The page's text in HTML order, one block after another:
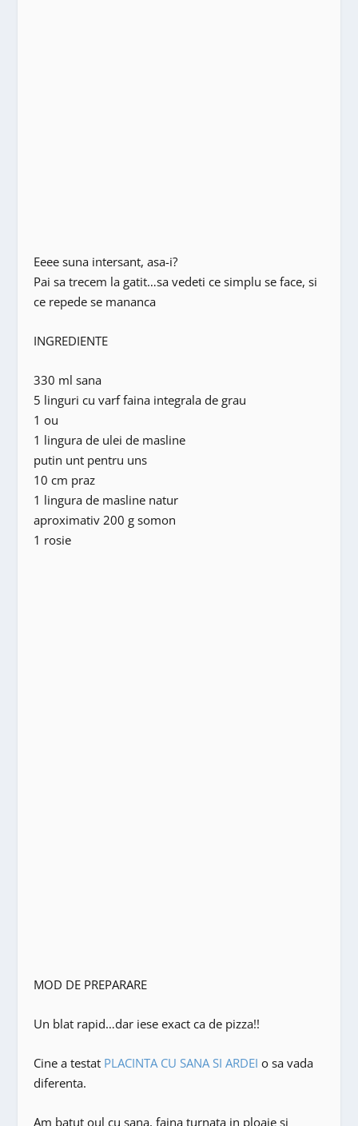
Eeee suna intersant, asa-i?
Pai sa trecem la gatit…sa vedeti ce simplu se face, si
ce repede se mananca
INGREDIENTE
330 ml sana
5 linguri cu varf faina integrala de grau
1 ou
1 lingura de ulei de masline
putin unt pentru uns
10 cm praz
1 lingura de masline natur
aproximativ 200 g somon
1 rosie
MOD DE PREPARARE
Un blat rapid…dar iese exact ca de pizza!!
Cine a testat PLACINTA CU SANA SI ARDEI o sa vada
diferenta.
Am batut oul cu sana, faina turnata in ploaie si